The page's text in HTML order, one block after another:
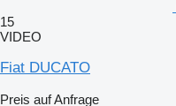
15
VIDEO
Fiat DUCATO
Preis auf Anfrage